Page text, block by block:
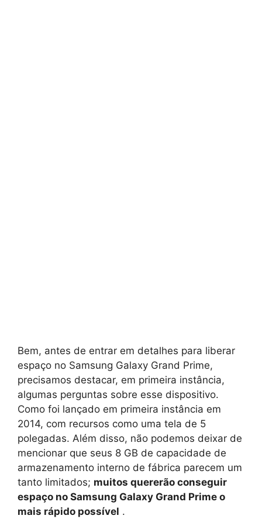
Bem, antes de entrar em detalhes para liberar
espaço no Samsung Galaxy Grand Prime,
precisamos destacar, em primeira instância,
algumas perguntas sobre esse dispositivo.
Como foi lançado em primeira instância em
2014, com recursos como uma tela de 5
polegadas. Além disso, não podemos deixar de
mencionar que seus 8 GB de capacidade de
armazenamento interno de fábrica parecem um
tanto limitados; muitos quererão conseguir
espaço no Samsung Galaxy Grand Prime o
mais rápido possível .